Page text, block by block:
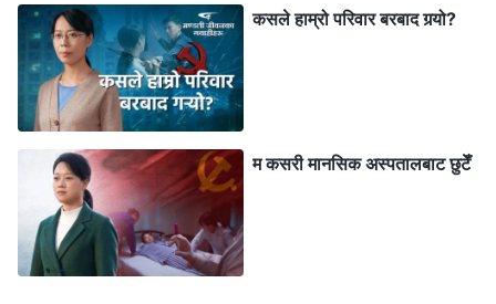
गर् वा नगर्, चाहे त्यो सजीव वा निर्जीव होस्, कुनै पनि थोक र सबै थोक
परमेश्‍वरको विचारअनुसार सर्छन्, परिवर्तन हुन्छन्, नवीकरण हुन्छन् र
लोप हुन्छन्। परमेश्‍वरले यसरी सबै थोकमाथि शासन गर्नुहुन्छ
खण्ड १। परमेश्‍वरको देखापराइ र काम। परमेश्‍वर मानिसको जीवनको
स्रोत हुनुहुन्छ)। सबै कुराहरू परमेश्‍वरकै हातमा छन् र यावत् थोकमा
उहाँकै बोली चल्छ। त्यो दिन मलाई प्रहरीले लान्छ वा लाँदैन भन्ने
कुरा पूर्ण रूपमा परमेश्‍वरकै हातमा थियो। यदि परमेश्‍वरले अनुमति
दिनुभयो भने, त्यसमा उहाँको इच्छा समावेश हुन्छ र म त्यस इच्छाप्रति
कसले हाम्रो परिवार बरबाद गर्‍यो?
म कसरी मानसिक अस्पतालबाट छुटेँ